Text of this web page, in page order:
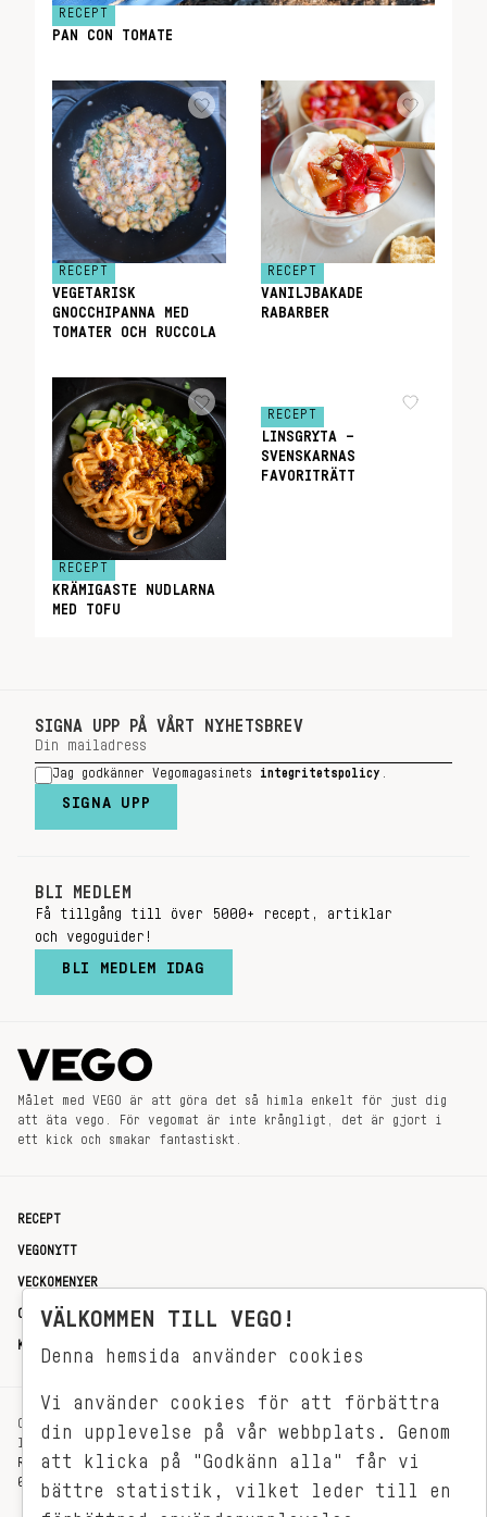
RECEPT
PAN CON TOMATE
RECEPT
VEGETARISK
GNOCCHIPANNA MED
TOMATER OCH RUCCOLA
RECEPT
VANILJBAKADE
RABARBER
RECEPT
KRÄMIGASTE NUDLARNA
MED TOFU
RECEPT
LINSGRYTA –
SVENSKARNAS
FAVORITRÄTT
SIGNA UPP PÅ VÅRT NYHETSBREV
Jag godkänner Vegomagasinets integritetspolicy
SIGNA UPP
BLI MEDLEM
Få tillgång till över 5000+ recept, artiklar
och vegoguider!
BLI MEDLEM IDAG
Målet med VEGO är att göra det så himla enkelt för just dig
att äta vego. För vegomat är inte krångligt, det är gjort i
ett kick och smakar fantastiskt.
RECEPT
VEGONYTT
VECKOMENYER
OM OSS
KONTAKT
OXENSTIERNSGATAN 33
114 27 STOCKHOLM
REDAKTIONEN@VEGOMAGASINET.SE
08-799 62 01
VÄLKOMMEN TILL VEGO!
Denna hemsida använder cookies
Vi använder cookies för att förbättra
din upplevelse på vår webbplats. Genom
att klicka på "Godkänn alla" får vi
bättre statistik, vilket leder till en